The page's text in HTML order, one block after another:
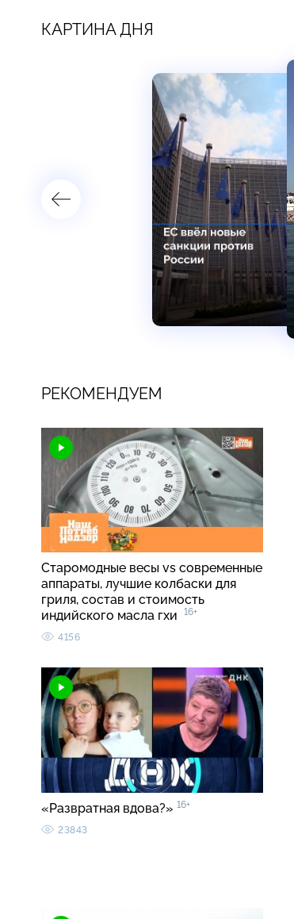
КАРТИНА ДНЯ
РЕКОМЕНДУЕМ
Старомодные весы vs современные
аппараты, лучшие колбаски для
гриля, состав и стоимость
индийского масла гхи
16+
4156
«Развратная вдова?» 16+
23843